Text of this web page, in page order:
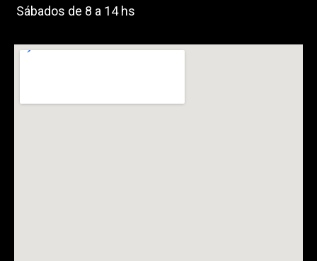
Sábados de 8 a 14 hs